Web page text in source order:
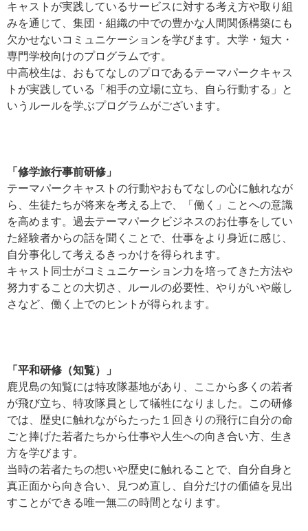
キャストが実践しているサービスに対する考え方や取り組
みを通じて、集団・組織の中での豊かな人間関係構築にも
欠かせないコミュニケーションを学びます。大学・短大・
専門学校向けのプログラムです。
中高校生は、おもてなしのプロであるテーマパークキャス
トが実践している「相手の立場に立ち、自ら行動する」と
いうルールを学ぶプログラムがございます。
「修学旅行事前研修」
テーマパークキャストの行動やおもてなしの心に触れなが
ら、生徒たちが将来を考える上で、「働く」ことへの意識
を高めます。過去テーマパークビジネスのお仕事をしてい
た経験者からの話を聞くことで、仕事をより身近に感じ、
自分事化して考えるきっかけを得られます。
キャスト同士がコミュニケーション力を培ってきた方法や
努力することの大切さ、ルールの必要性、やりがいや厳し
さなど、働く上でのヒントが得られます。
「平和研修（知覧）」
鹿児島の知覧には特攻隊基地があり、ここから多くの若者
が飛び立ち、特攻隊員として犠牲になりました。この研修
では、歴史に触れながらたった１回きりの飛行に自分の命
ごと捧げた若者たちから仕事や人生への向き合い方、生き
方を学びます。
当時の若者たちの想いや歴史に触れることで、自分自身と
真正面から向き合い、見つめ直し、自分だけの価値を見出
すことができる唯一無二の時間となります。